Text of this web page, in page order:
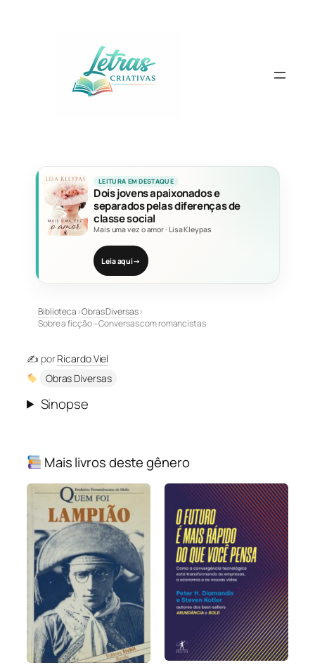
LEITURA EM DESTAQUE
Dois jovens apaixonados e
separados pelas diferenças de
classe social
Mais uma vez o amor· Lisa Kleypas
Leia aqui→
Biblioteca›Obras Diversas›
Sobre a ficção – Conversas com romancistas
✍️ porRicardo Viel
Obras Diversas
Sinopse
Mais livros deste gênero